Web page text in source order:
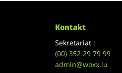
Kontakt
Sekretariat :
(00)352 29 79 99
admin@woxx.lu